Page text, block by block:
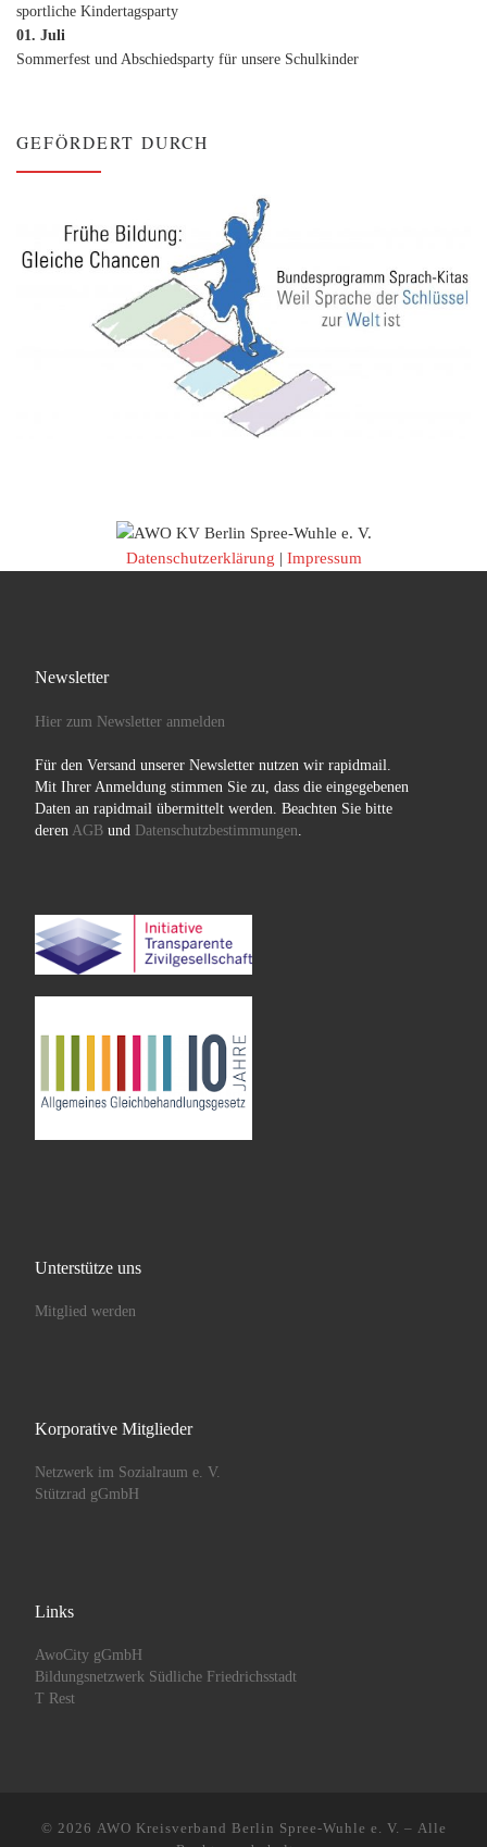
sportliche Kindertagsparty
01. Juli
Sommerfest und Abschiedsparty für unsere Schulkinder
GEFÖRDERT DURCH
Datenschutzerklärung | Impressum
Newsletter
Hier zum Newsletter anmelden
Für den Versand unserer Newsletter nutzen wir rapidmail.
Mit Ihrer Anmeldung stimmen Sie zu, dass die eingegebenen
Daten an rapidmail übermittelt werden. Beachten Sie bitte
deren AGBund Datenschutzbestimmungen
Unterstütze uns
Mitglied werden
Korporative Mitglieder
Netzwerk im Sozialraum e. V.
Stützrad gGmbH
Links
AwoCity gGmbH
Bildungsnetzwerk Südliche Friedrichsstadt
T Rest
© 2026 AWO Kreisverband Berlin Spree-Wuhle e. V. – Alle